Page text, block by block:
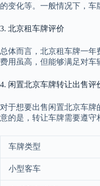
的变化等。一般情况下，车
3. 北京租车牌评价
总体而言，北京租车牌一年
费用虽高，但能够满足对车
4. 闲置北京车牌转让出售评
对于想要出售闲置北京车
意的是，转让车牌需要遵守
车牌类型
小型客车